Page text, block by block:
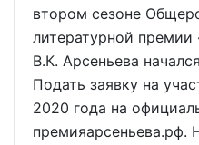
втором сезоне
литературной
В.К. Арсеньева
Подать заявку на
2020 года на
премияарсеньева.рф.